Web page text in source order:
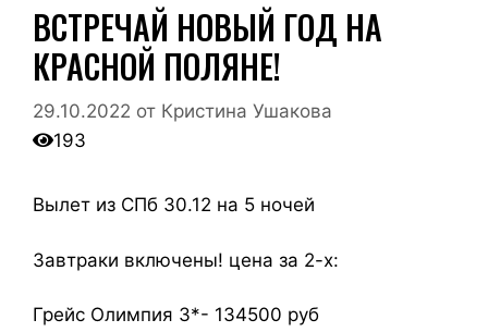
ВСТРЕЧАЙ НОВЫЙ ГОД НА
КРАСНОЙ ПОЛЯНЕ!
29.10.2022 от Кристина Ушакова
193
Вылет из СПб 30.12 на 5 ночей
Завтраки включены! цена за 2-х:
Грейс Олимпия 3*- 134500 руб